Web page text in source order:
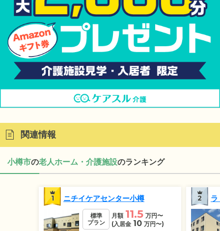
関連情報
小樽市の老人ホーム・介護施設のランキング
1 ニチイケアセンター小樽
標準
プラン
月額 11.5 万円〜
(入居金 10 万円〜)
2